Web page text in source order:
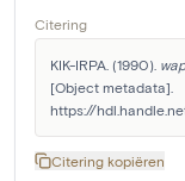
Citering
KIK-IRPA. (1990).
[Object metadata].
https://
Citering kopiëren